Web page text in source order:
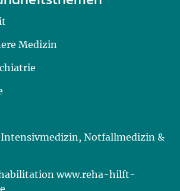
Medizin
Notfallmedizin &
www.reha-hilft-